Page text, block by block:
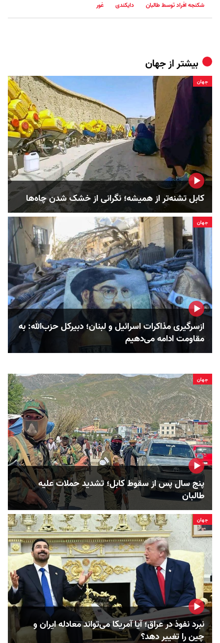
شکنجه افراد توسط طالبان
دایکندی غور
بیشتر ازجهان
جهان
کابل تشنه‌تر از همیشه؛ نگرانی از خشک‌ شدن چاه‌ها
جهان
ازسرگیری مذاکرات اسرائیل و لبنان؛ دبیرکل حزب‌الله: به
مقاومت ادامه می‌دهیم
جهان
پنج سال پس از سقوط کابل؛ تشدید حملات علیه
طالبان
جهان
نبرد نفوذ در عراق؛ آیا آمریکا می‌تواند معادله ایران و
چین را تغییر دهد؟